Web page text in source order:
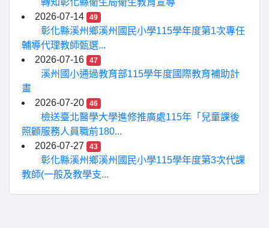
轉知彰化縣衛生局衛生教育宣導
2026-07-14
49
彰化縣溪州鄉溪州國民小學115學年度第1次專任
輔導代理教師甄選...
2026-07-16
47
溪州國小通過教育部115學年度國際教育補助計
畫
2026-07-20
46
檢送臺北醫學大學進修推廣處115年「兒童課後
照顧服務人員職前180...
2026-07-27
43
彰化縣溪州鄉溪州國民小學115學年度第3次代課
教師(一般及教學支...